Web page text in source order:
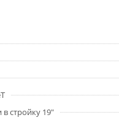
в стройку 19"